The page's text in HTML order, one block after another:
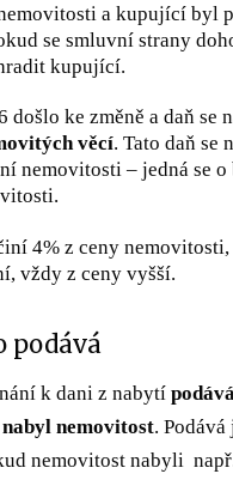
a kupující byl
se smluvní strany
kupující.
došlo ke změně a daň se
věcí. Tato daň se
nemovitosti – jedná se o
4% z ceny
vždy z ceny vyšší.
podává
k dani z nabytí
nemovitost.
nemovitost nabyli